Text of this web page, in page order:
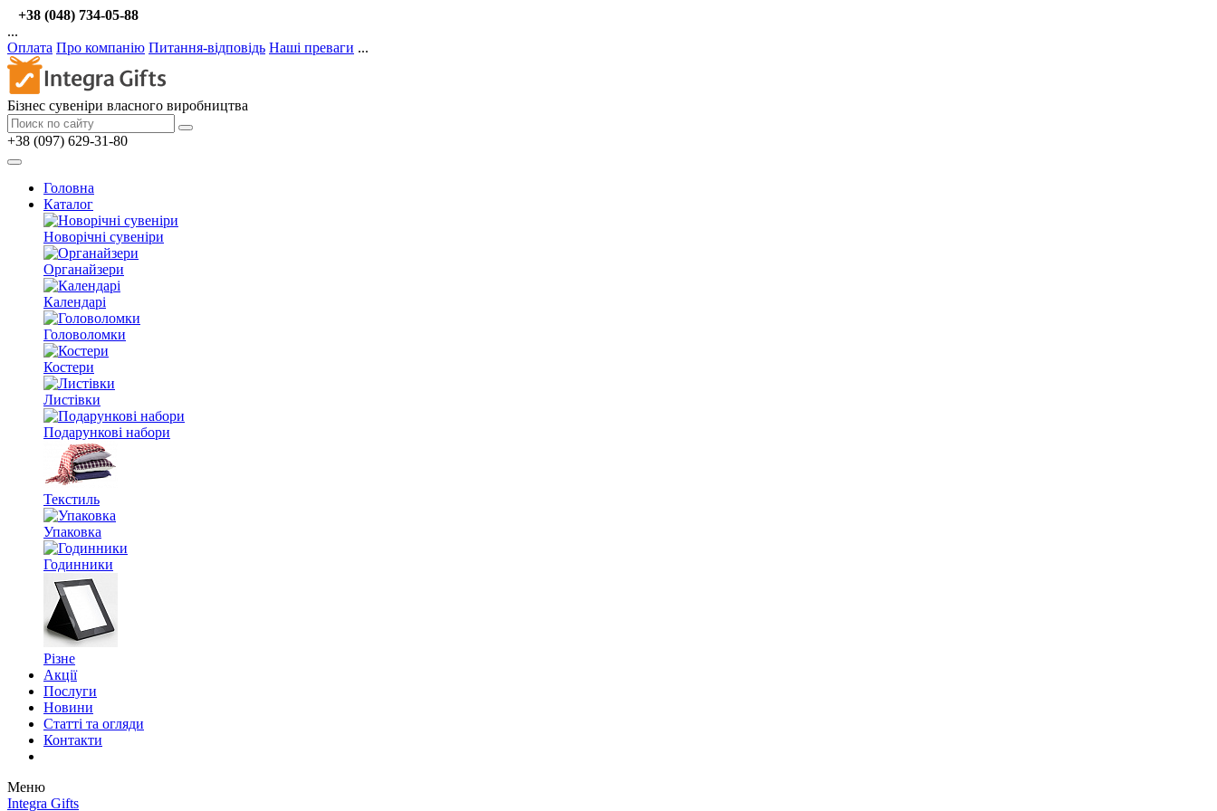
+38 (048) 734-05-88
...
Оплата Про компанію Питання-відповідь Наші преваги ...
Бізнес сувеніри власного виробництва
+38 (097) 629-31-80
Головна
Каталог
Новорічні сувеніри
Органайзери
Календарі
Головоломки
Костери
Листівки
Подарункові набори
Текстиль
Упаковка
Годинники
Різне
Акції
Послуги
Новини
Статті та огляди
Контакти
Меню
Integra Gifts